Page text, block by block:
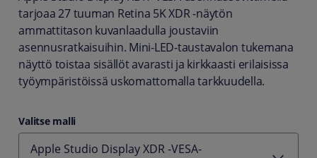
tarjoaa 27 tuuman Retina 5K XDR ‑näytön
ammattitason kuvanlaadulla joustaviin
asennusratkaisuihin. Mini‑LED‑taustavalon tukemana
näyttö toistaa sisällöt avarasti ja kirkkaasti erilaisissa
työympäristöissä uskomattomalla tarkkuudella.
Valitse malli
Apple Studio Display XDR -VESA-